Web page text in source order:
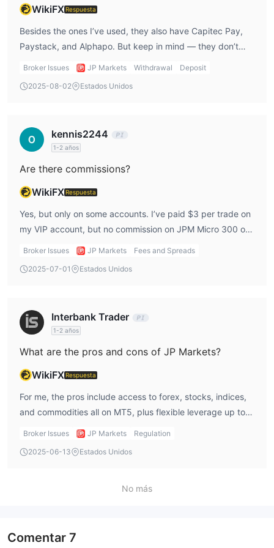
WikiFXRespuesta
Besides the ones I’ve used, they also have Capitec Pay,
Paystack, and Alphapo. But keep in mind — they don’t
have PayPal or major card options, which might be a
Broker Issues JP Markets Withdrawal
Deposit
2025-08-02
Estados Unidos
kennis2244
1-2 años
Are there commissions?
WikiFXRespuesta
Yes, but only on some accounts. I’ve paid $3 per trade on
my VIP account, but no commission on JPM Micro 300 or
Premium accounts. This is why I always check the jp
Broker Issues JP Markets
Fees and Spreads
2025-07-01
Estados Unidos
Interbank Trader
1-2 años
What are the pros and cons of JP Markets?
WikiFXRespuesta
For me, the pros include access to forex, stocks, indices,
and commodities all on MT5, plus flexible leverage up to
1:2000 and low jp markets minimum deposit of R100 on
regulation, limited service regions, and payment method
Broker Issues JP Markets
Regulation
2025-06-13
Estados Unidos
No más
Comentar 7